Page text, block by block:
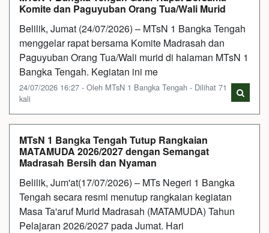
Komite dan Paguyuban Orang Tua/Wali Murid
Belilik, Jumat (24/07/2026) – MTsN 1 Bangka Tengah
menggelar rapat bersama Komite Madrasah dan
Paguyuban Orang Tua/Wali murid di halaman MTsN 1
Bangka Tengah. Kegiatan ini me
24/07/2026 16:27 - Oleh MTsN 1 Bangka Tengah - Dilihat 71
kali
MTsN 1 Bangka Tengah Tutup Rangkaian
MATAMUDA 2026/2027 dengan Semangat
Madrasah Bersih dan Nyaman
Belilik, Jum'at(17/07/2026) – MTs Negeri 1 Bangka
Tengah secara resmi menutup rangkaian kegiatan
Masa Ta'aruf Murid Madrasah (MATAMUDA) Tahun
Pelajaran 2026/2027 pada Jumat. Hari